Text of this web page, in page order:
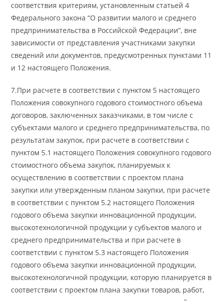
соответствия критериям, установленным статьей 4
Федерального закона “О развитии малого и среднего
предпринимательства в Российской Федерации”, вне
зависимости от представления участниками закупки
сведений или документов, предусмотренных пунктами 11
и 12 настоящего Положения.
7.При расчете в соответствии с пунктом 5 настоящего
Положения совокупного годового стоимостного объема
договоров, заключенных заказчиками, в том числе с
субъектами малого и среднего предпринимательства, по
результатам закупок, при расчете в соответствии с
пунктом 5.1 настоящего Положения совокупного годового
стоимостного объема закупок, планируемых к
осуществлению в соответствии с проектом плана
закупки или утвержденным планом закупки, при расчете
в соответствии с пунктом 5.2 настоящего Положения
годового объема закупки инновационной продукции,
высокотехнологичной продукции у субъектов малого и
среднего предпринимательства и при расчете в
соответствии с пунктом 5.3 настоящего Положения
годового объема закупки инновационной продукции,
высокотехнологичной продукции, которую планируется в
соответствии с проектом плана закупки товаров, работ,